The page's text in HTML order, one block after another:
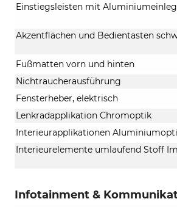
Einstiegsleisten mit
Akzentflächen und Bedientasten
Fußmatten vorn und hinten
Nichtraucherausführung
Fensterheber, elektrisch
Lenkradapplikation Chromoptik
Interieurapplikationen
Interieurelemente umlaufend Stoff
Infotainment &